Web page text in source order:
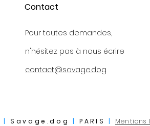
Contact
Pour toutes demandes,
n'hésitez pas à nous écrire
contact@savage.dog
| Savage.dog | PARIS | Mentions